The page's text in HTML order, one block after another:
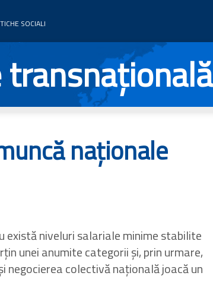
SOCIALI
naționale
există niveluri salariale minime stabilite
unei anumite categorii și, prin urmare,
colectivă națională joacă un